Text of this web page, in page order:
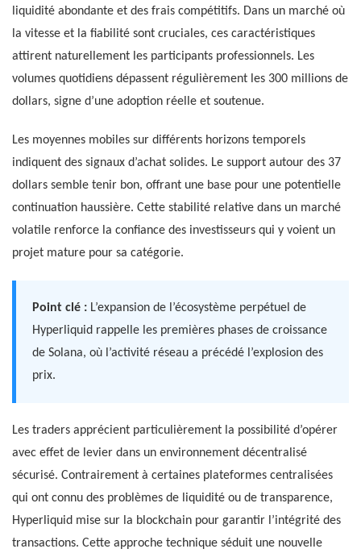
liquidité abondante et des frais compétitifs. Dans un marché où
la vitesse et la fiabilité sont cruciales, ces caractéristiques
attirent naturellement les participants professionnels. Les
volumes quotidiens dépassent régulièrement les 300 millions de
dollars, signe d’une adoption réelle et soutenue.
Les moyennes mobiles sur différents horizons temporels
indiquent des signaux d’achat solides. Le support autour des 37
dollars semble tenir bon, offrant une base pour une potentielle
continuation haussière. Cette stabilité relative dans un marché
volatile renforce la confiance des investisseurs qui y voient un
projet mature pour sa catégorie.
Point clé : L’expansion de l’écosystème perpétuel de
Hyperliquid rappelle les premières phases de croissance
de Solana, où l’activité réseau a précédé l’explosion des
prix.
Les traders apprécient particulièrement la possibilité d’opérer
avec effet de levier dans un environnement décentralisé
sécurisé. Contrairement à certaines plateformes centralisées
qui ont connu des problèmes de liquidité ou de transparence,
Hyperliquid mise sur la blockchain pour garantir l’intégrité des
transactions. Cette approche technique séduit une nouvelle